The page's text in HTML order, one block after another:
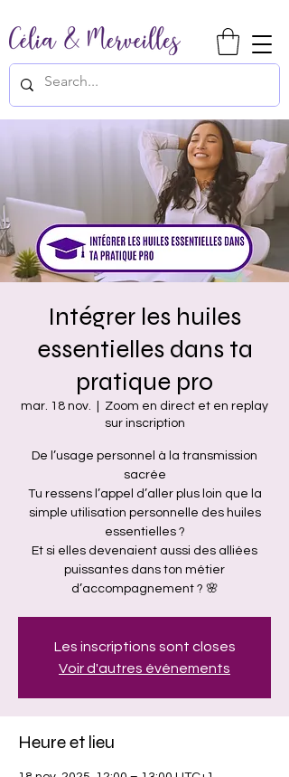
Intégrer les huiles
essentielles dans ta
pratique pro
mar. 18 nov.
Zoom en direct et en replay
sur inscription
De l’usage personnel à la transmission
sacrée
Tu ressens l’appel d’aller plus loin que la
simple utilisation personnelle des huiles
essentielles ?
Et si elles devenaient aussi des alliées
puissantes dans ton métier
d’accompagnement ? 🌸
Les inscriptions sont closes
Voir d'autres événements
Heure et lieu